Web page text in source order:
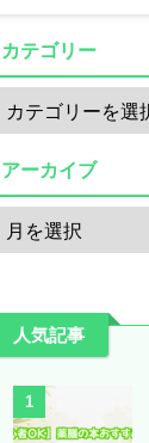
カテゴリー
アーカイブ
人気記事
1